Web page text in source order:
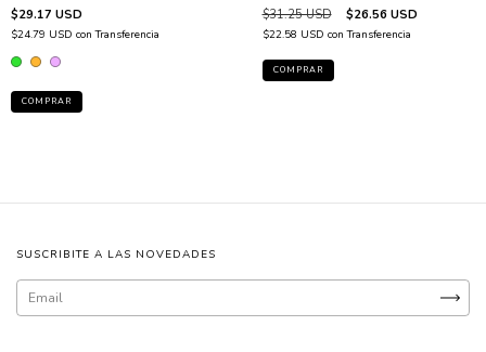
$29.17 USD
$24.79 USD con Transferencia
COMPRAR
$31.25 USD $26.56 USD
$22.58 USD con Transferencia
SUSCRIBITE A LAS NOVEDADES